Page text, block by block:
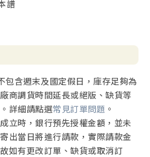
譜
包含週末及國定假日，庫存足夠為
商調貨時間延長或絕版、缺貨等
詳細請點選常見訂單問題 。
立時，銀行預先授權金額，並未
出當日將進行請款，實際請款金
如有更改訂單、缺貨或取消訂